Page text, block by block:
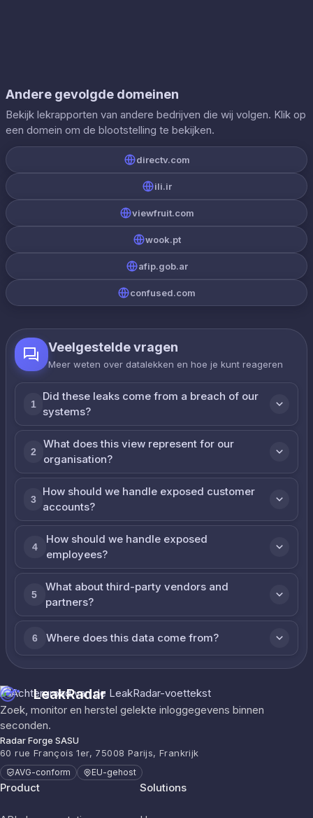
Andere gevolgde domeinen
Bekijk lekrapporten van andere bedrijven die wij volgen. Klik op
een domein om de blootstelling te bekijken.
directv.com
ili.ir
viewfruit.com
wook.pt
afip.gob.ar
confused.com
Veelgestelde vragen
Meer weten over datalekken en hoe je kunt reageren
1
Did these leaks come from a breach of our
systems?
2
What does this view represent for our
organisation?
3
How should we handle exposed customer
accounts?
4
How should we handle exposed
employees?
5
What about third-party vendors and
partners?
6 Where does this data come from?
LeakRadar
Zoek, monitor en herstel gelekte inloggegevens binnen
seconden.
Radar Forge SASU
60 rue François 1er, 75008 Parijs, Frankrijk
AVG-conform EU-gehost
Product Solutions